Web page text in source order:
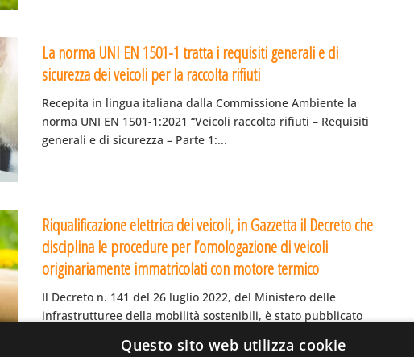
La norma UNI EN 1501-1 tratta i requisiti generali e di
sicurezza dei veicoli per la raccolta rifiuti
Recepita in lingua italiana dalla Commissione Ambiente la
norma UNI EN 1501-1:2021 “Veicoli raccolta rifiuti – Requisiti
generali e di sicurezza – Parte 1:...
Riqualificazione elettrica dei veicoli, in Gazzetta il Decreto che
disciplina le procedure per l’omologazione di veicoli
originariamente immatricolati con motore termico
Il Decreto n. 141 del 26 luglio 2022, del Ministero delle
infrastrutturee della mobilità sostenibili, è stato pubblicato
Questo sito web utilizza cookie